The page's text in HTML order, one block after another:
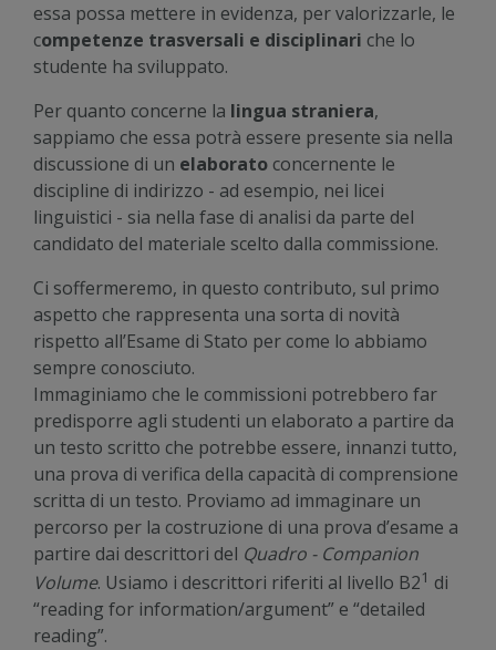
essa possa mettere in evidenza, per valorizzarle, le
competenze trasversali e disciplinari che lo
studente ha sviluppato.
Per quanto concerne la lingua straniera,
sappiamo che essa potrà essere presente sia nella
discussione di un elaborato concernente le
discipline di indirizzo - ad esempio, nei licei
linguistici - sia nella fase di analisi da parte del
candidato del materiale scelto dalla commissione.
Ci soffermeremo, in questo contributo, sul primo
aspetto che rappresenta una sorta di novità
rispetto all’Esame di Stato per come lo abbiamo
sempre conosciuto.
Immaginiamo che le commissioni potrebbero far
predisporre agli studenti un elaborato a partire da
un testo scritto che potrebbe essere, innanzi tutto,
una prova di verifica della capacità di comprensione
scritta di un testo. Proviamo ad immaginare un
percorso per la costruzione di una prova d’esame a
partire dai descrittori del Quadro - Companion
Volume. Usiamo i descrittori riferiti al livello B21 di
“reading for information/argument” e “detailed
reading”.